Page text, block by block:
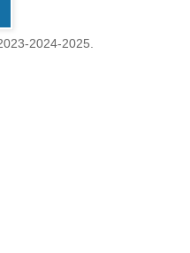
2024-2025.